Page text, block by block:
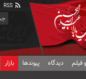
دیدگاه پیوندها بازار